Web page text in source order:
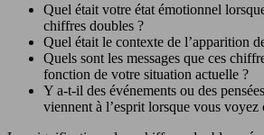
Quel était votre état émotionnel
chiffres doubles ?
Quel était le contexte de l’apparition
Quels sont les messages que ces
fonction de votre situation actuelle ?
Y a-t-il des événements ou des
viennent à l’esprit lorsque vous voyez